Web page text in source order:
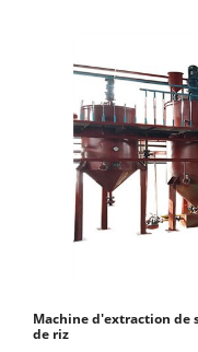
Machine d'extraction de
de riz